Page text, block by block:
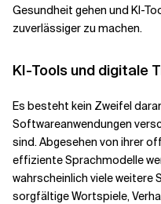
Gesundheit gehen und KI-
zuverlässiger zu machen.
KI-Tools und digitale
Es besteht kein Zweifel
Softwareanwendungen
sind. Abgesehen von ihrer
effiziente Sprachmodelle
wahrscheinlich viele weitere
sorgfältige Wortspiele,